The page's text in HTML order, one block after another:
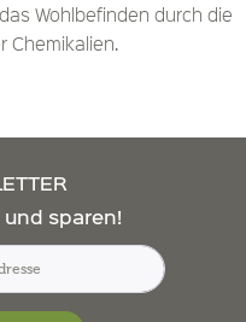
Wohlbefinden durch die
Chemikalien.
sparen!